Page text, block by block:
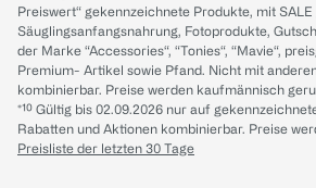
Preiswert“ gekennzeichnete Produkte, mit
Säuglingsanfangsnahrung, Fotoprodukte,
der Marke “Accessories“, “Tonies“, “Mavie“,
Premium- Artikel sowie Pfand. Nicht mit
kombinierbar. Preise werden kaufmännisch
*¹⁰ Gültig bis 02.09.2026 nur auf
Rabatten und Aktionen kombinierbar. Preise
Preisliste der letzten 30 Tage